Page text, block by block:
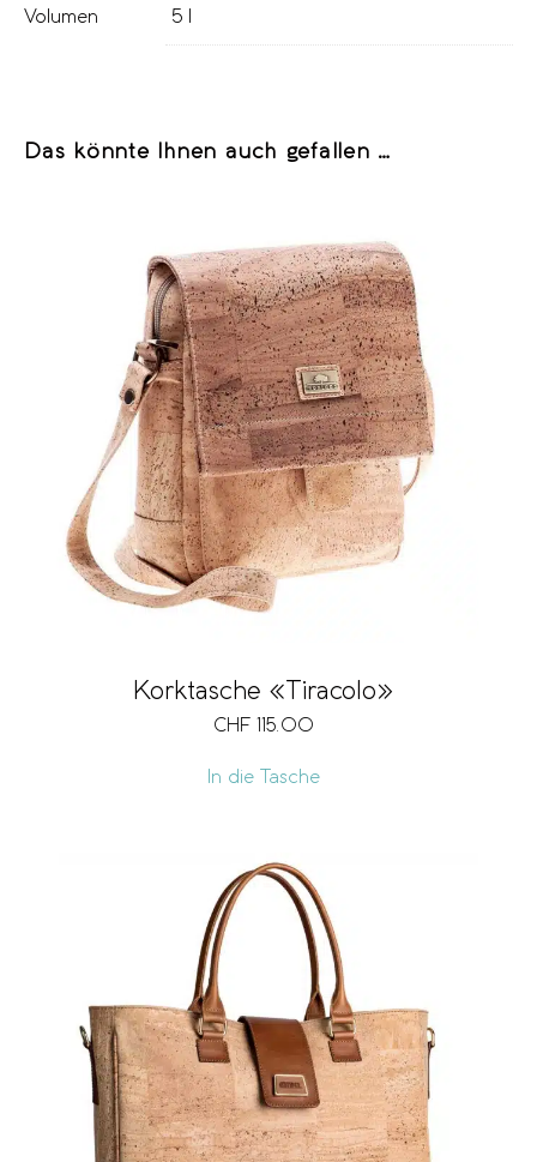
Volumen 5 l
Das könnte Ihnen auch gefallen …
Korktasche «Tiracolo»
CHF 115.00
In die Tasche